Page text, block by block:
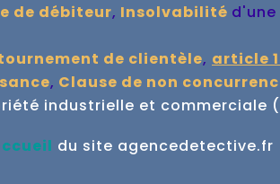
de débiteur, Insolvabilité d'une
de clientèle, article
, Clause de non
industrielle et commerciale (
du site agencedetective.fr